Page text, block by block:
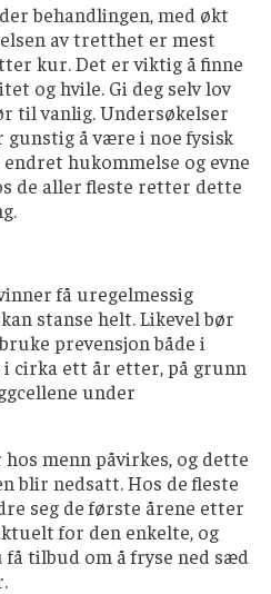
behandlingen, med økt
av tretthet er mest
kur. Det er viktig å finne
og hvile. Gi deg selv lov
til vanlig. Undersøkelser
å være i noe fysisk
hukommelse og evne
de aller fleste retter dette
få uregelmessig
stanse helt. Likevel bør
prevensjon både i
cirka ett år etter, på grunn
under
menn påvirkes, og dette
blir nedsatt. Hos de fleste
seg de første årene etter
for den enkelte, og
tilbud om å fryse ned sæd